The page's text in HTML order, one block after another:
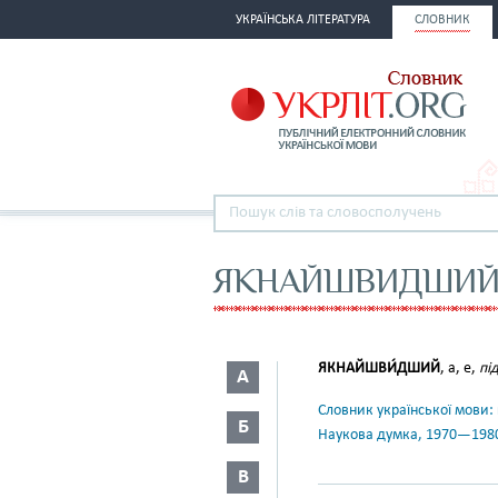
УКРАЇНСЬКА ЛІТЕРАТУРА СЛОВНИК
ЯКНАЙШВИДШИЙ
А
Б
В
ЯКНАЙШВИ́ДШИЙ, а, е,
Словник української
Наукова думка,